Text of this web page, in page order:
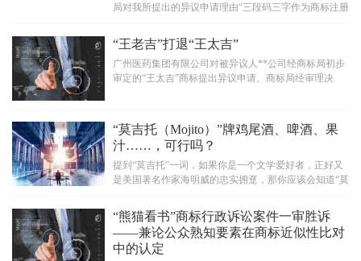
局对我所提出的异议申请理由“三段码三字作为商标注册
“王老吉”打退“王太吉”
广州医药集团有限公司对被异议人**公司经商标局初步
审定的“王太吉”商标提出异议申请。商标局经审理决
“莫吉托（Mojito）”牌鸡尾酒、啤酒、果
汁……，可行吗？
提到“莫吉托”一词，如果你是一个文学爱好者，正好又
是美国著名作家海明威的忠实拥趸，那你应该会知道“莫
“熊猫看书”商标行政诉讼案件一审胜诉
——兼论公众熟知要素在商标近似性比对
中的认定